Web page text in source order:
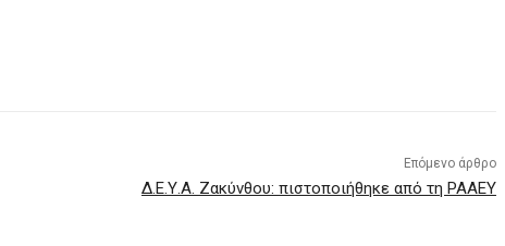
Επόμενο άρθρο
Δ.Ε.Υ.Α. Ζακύνθου: πιστοποιήθηκε από τη ΡΑΑΕΥ